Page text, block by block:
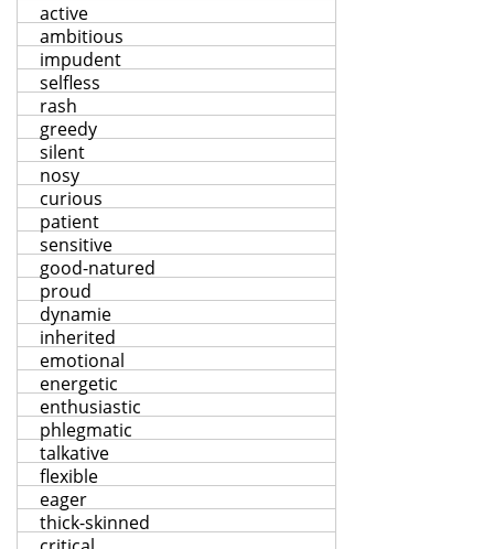
active
ambitious
impudent
selfless
rash
greedy
silent
nosy
curious
patient
sensitive
good-natured
proud
dynamie
inherited
emotional
energetic
enthusiastic
phlegmatic
talkative
flexible
eager
thick-skinned